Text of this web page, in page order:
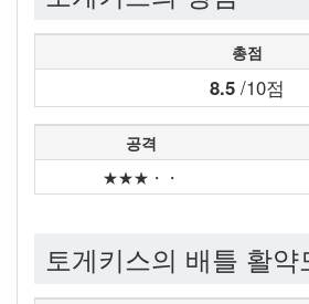
총점
8.5 /10점
공격
★★★・・
토게키스의 배틀 활약